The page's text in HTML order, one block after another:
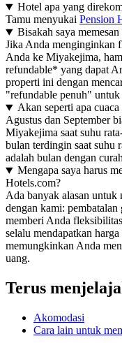
Hotel apa yang
Tamu menyukai Pension
Bisakah saya
Jika Anda menginginkan
Anda ke Miyakejima,
refundable* yang dapat
properti ini dengan
"refundable penuh" untuk
Akan seperti apa
Agustus dan September
Miyakejima saat suhu
bulan terdingin saat suhu
adalah bulan dengan
Mengapa saya harus
Hotels.com?
Ada banyak alasan untuk
dengan kami:
memberi Anda
selalu mendapatkan
memungkinkan Anda
uang.
Terus
Akomodasi
Cara lain untuk